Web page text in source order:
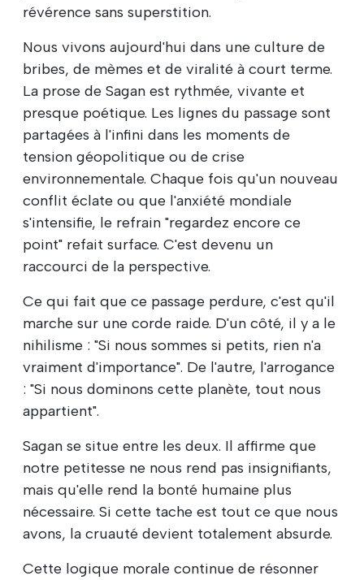
révérence sans superstition.
Nous vivons aujourd'hui dans une culture de
bribes, de mèmes et de viralité à court terme.
La prose de Sagan est rythmée, vivante et
presque poétique. Les lignes du passage sont
partagées à l'infini dans les moments de
tension géopolitique ou de crise
environnementale. Chaque fois qu'un nouveau
conflit éclate ou que l'anxiété mondiale
s'intensifie, le refrain "regardez encore ce
point" refait surface. C'est devenu un
raccourci de la perspective.
Ce qui fait que ce passage perdure, c'est qu'il
marche sur une corde raide. D'un côté, il y a le
nihilisme : "Si nous sommes si petits, rien n'a
vraiment d'importance". De l'autre, l'arrogance
: "Si nous dominons cette planète, tout nous
appartient".
Sagan se situe entre les deux. Il affirme que
notre petitesse ne nous rend pas insignifiants,
mais qu'elle rend la bonté humaine plus
nécessaire. Si cette tache est tout ce que nous
avons, la cruauté devient totalement absurde.
Cette logique morale continue de résonner